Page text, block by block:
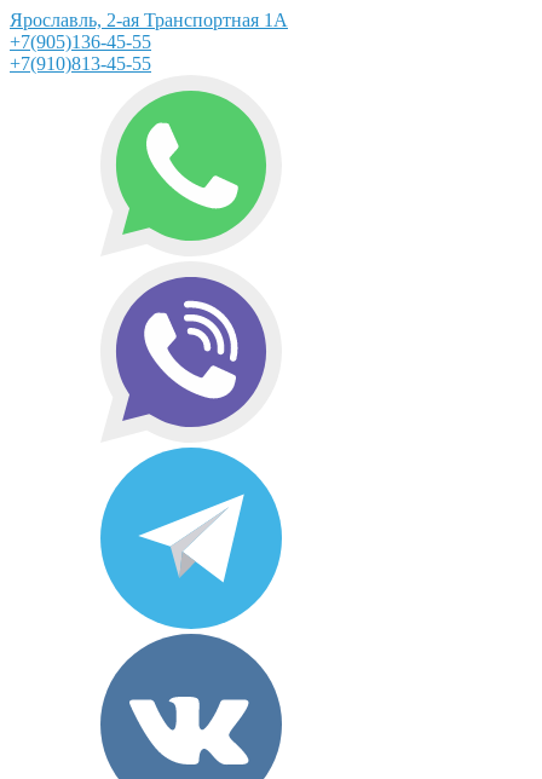
Ярославль, 2-ая Транспортная 1А
+7(905)136-45-55
+7(910)813-45-55